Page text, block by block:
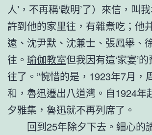
人’，不再稱‘啟明’了）來信，叫
許到他的家里往，有雜煮吃；他
遠、沈尹默、沈兼士、張鳳舉、
往。 瑜伽教室但我因有這‘家宴’
往了。”惋惜的是，1923年7月，
和，魯迅遷出八道灣。自1924年
夕雅集，魯迅就不再列席了。
回到25年除夕下去。細心的